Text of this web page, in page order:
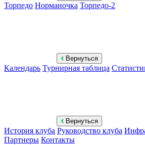
Торпедо Норманочка Торпедо-2
Вернуться
Календарь Турнирная таблица
Вернуться
История клуба Руководство клуба
Партнеры Контакты